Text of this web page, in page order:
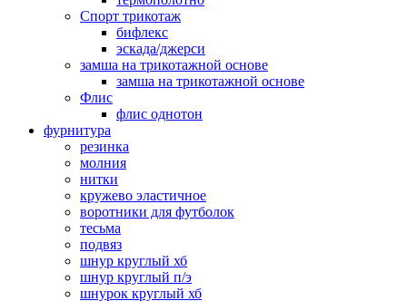
Спорт трикотаж
бифлекс
эскада/джерси
замша на трикотажной основе
замша на трикотажной основе
Флис
флис однотон
фурнитура
резинка
молния
нитки
кружево эластичное
воротники для футболок
тесьма
подвяз
шнур круглый хб
шнур круглый п/э
шнурок круглый хб